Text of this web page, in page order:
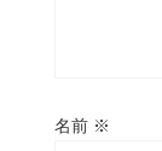
名前 ※